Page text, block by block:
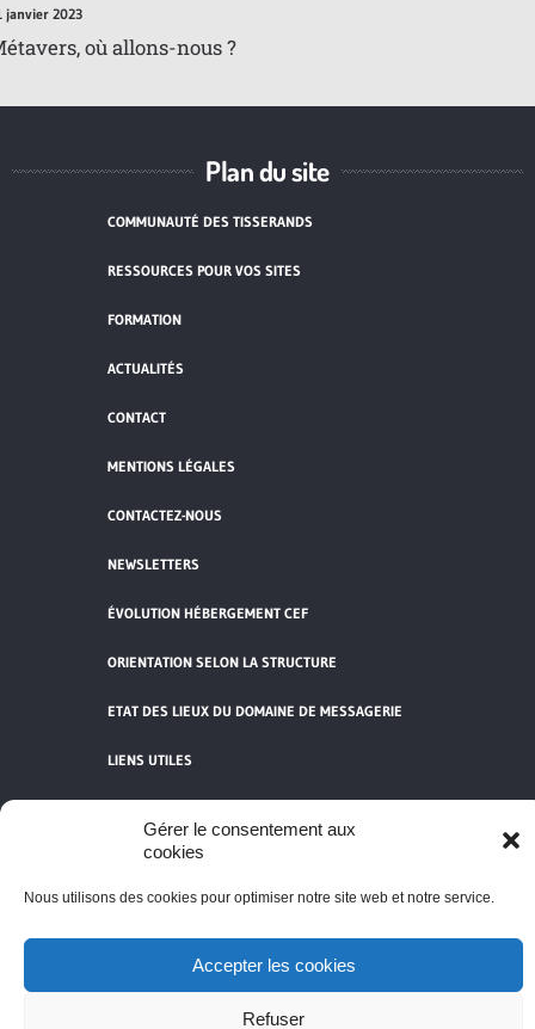
Gérer le consentement aux
cookies
Nous utilisons des cookies pour optimiser notre site web et notre service.
Accepter les cookies
Refuser
janvier 2023
où allons-nous ?
Plan du site
COMMUNAUTÉ DES TISSERANDS
RESSOURCES POUR VOS SITES
FORMATION
ACTUALITÉS
CONTACT
MENTIONS LÉGALES
CONTACTEZ-NOUS
NEWSLETTERS
ÉVOLUTION HÉBERGEMENT CEF
ORIENTATION SELON LA STRUCTURE
ETAT DES LIEUX DU DOMAINE DE MESSAGERIE
LIENS UTILES
TOUS LES ARTICLES